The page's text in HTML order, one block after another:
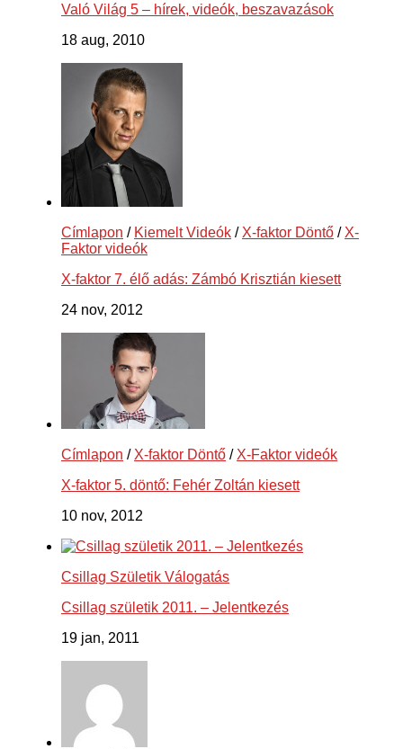
Való Világ 5 – hírek, videók, beszavazások
18 aug, 2010
Címlapon / Kiemelt Videók / X-faktor Döntő / X-
Faktor videók
X-faktor 7. élő adás: Zámbó Krisztián kiesett
24 nov, 2012
Címlapon / X-faktor Döntő / X-Faktor videók
X-faktor 5. döntő: Fehér Zoltán kiesett
10 nov, 2012
Csillag Születik Válogatás
Csillag születik 2011. – Jelentkezés
19 jan, 2011